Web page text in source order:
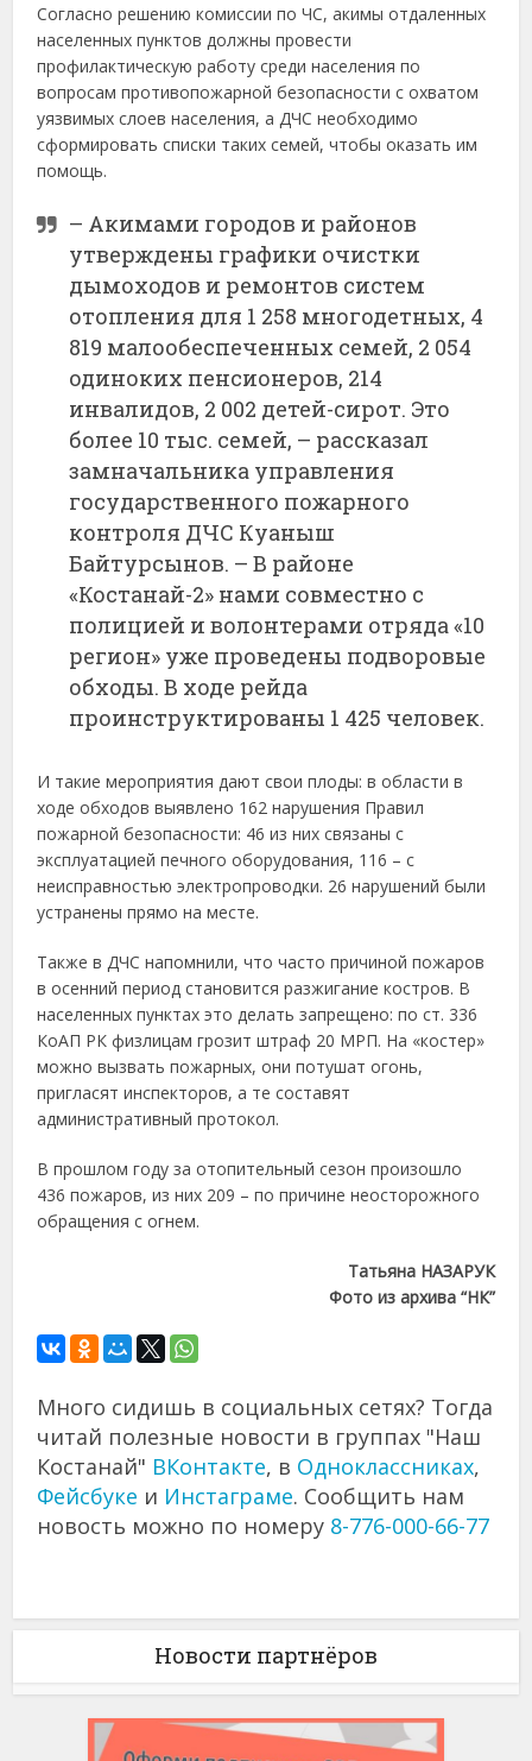
Согласно решению комиссии по ЧС, акимы отдаленных
населенных пунктов должны провести
профилактическую работу среди населения по
вопросам противопожарной безопасности с охватом
уязвимых слоев населения, а ДЧС необходимо
сформировать списки таких семей, чтобы оказать им
помощь.
– Акимами городов и районов
утверждены графики очистки
дымоходов и ремонтов систем
отопления для 1 258 многодетных, 4
819 малообеспеченных семей, 2 054
одиноких пенсионеров, 214
инвалидов, 2 002 детей-сирот. Это
более 10 тыс. семей, – рассказал
замначальника управления
государственного пожарного
контроля ДЧС Куаныш
Байтурсынов. – В районе
«Костанай-2» нами совместно с
полицией и волонтерами отряда «10
регион» уже проведены подворовые
обходы. В ходе рейда
проинструктированы 1 425 человек.
И такие мероприятия дают свои плоды: в области в
ходе обходов выявлено 162 нарушения Правил
пожарной безопасности: 46 из них связаны с
эксплуатацией печного оборудования, 116 – с
неисправностью электропроводки. 26 нарушений были
устранены прямо на месте.
Также в ДЧС напомнили, что часто причиной пожаров
в осенний период становится разжигание костров. В
населенных пунктах это делать запрещено: по ст. 336
КоАП РК физлицам грозит штраф 20 МРП. На «костер»
можно вызвать пожарных, они потушат огонь,
пригласят инспекторов, а те составят
административный протокол.
В прошлом году за отопительный сезон произошло
436 пожаров, из них 209 – по причине неосторожного
обращения с огнем.
Татьяна НАЗАРУК
Фото из архива “НК”
Много сидишь в социальных сетях? Тогда
читай полезные новости в группах "Наш
Костанай" ВКонтакте, в Одноклассниках,
Фейсбуке и Инстаграме. Сообщить нам
новость можно по номеру 8-776-000-66-77
Новости партнёров